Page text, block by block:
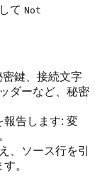
て Not
鍵、接続文字
ダーなど、秘密
報告します: 変
、ソース行を引
。